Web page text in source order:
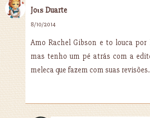
Joιѕ Duarte
8/10/2014
Amo Rachel Gibson e to louca por
mas tenho um pé atrás com a
meleca que fazem com suas revisões.